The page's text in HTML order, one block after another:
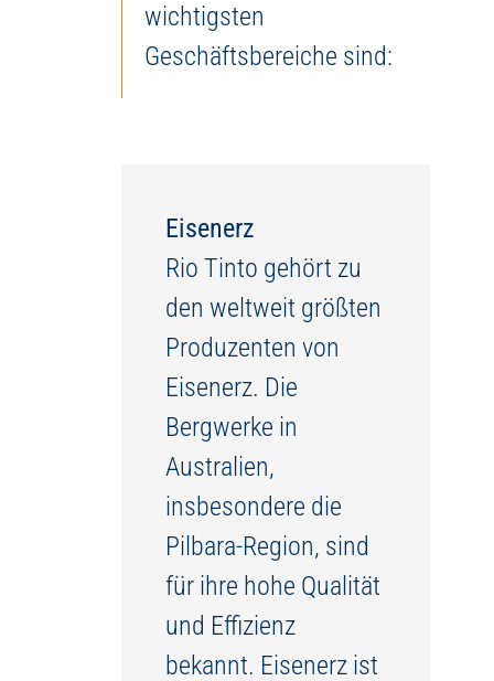
wichtigsten
Geschäftsbereiche sind:
Eisenerz
Rio Tinto gehört zu
den weltweit größten
Produzenten von
Eisenerz. Die
Bergwerke in
Australien,
insbesondere die
Pilbara-Region, sind
für ihre hohe Qualität
und Effizienz
bekannt. Eisenerz ist